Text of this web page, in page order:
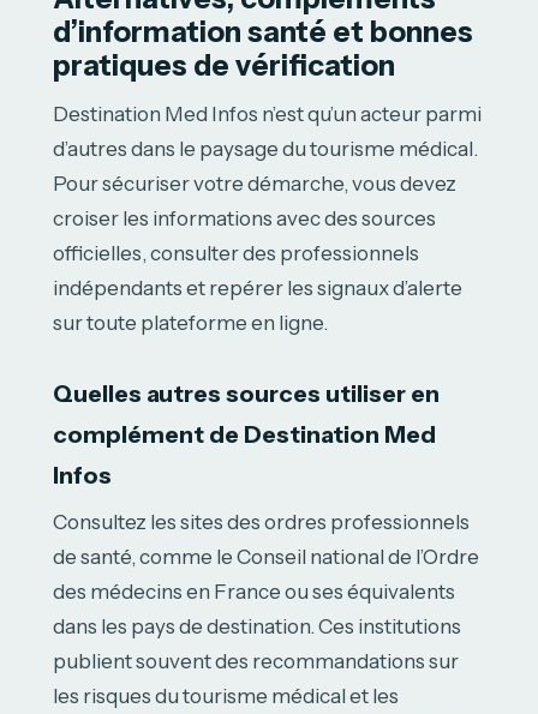
d’information santé et bonnes
pratiques de vérification
Destination Med Infos n’est qu’un acteur parmi
d’autres dans le paysage du tourisme médical.
Pour sécuriser votre démarche, vous devez
croiser les informations avec des sources
officielles, consulter des professionnels
indépendants et repérer les signaux d’alerte
sur toute plateforme en ligne.
Quelles autres sources utiliser en
complément de Destination Med
Infos
Consultez les sites des ordres professionnels
de santé, comme le Conseil national de l’Ordre
des médecins en France ou ses équivalents
dans les pays de destination. Ces institutions
publient souvent des recommandations sur
les risques du tourisme médical et les